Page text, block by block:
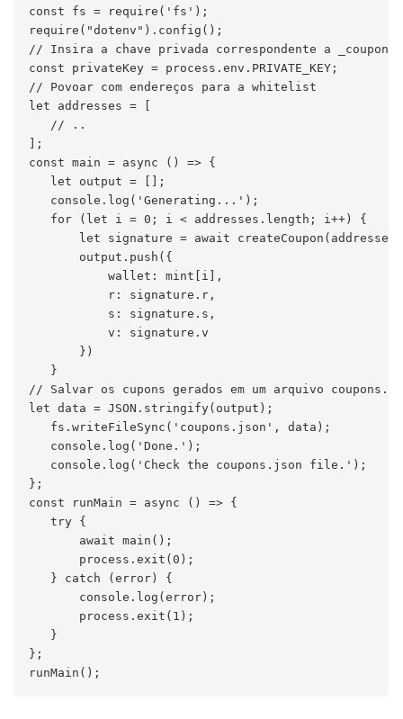
const fs = require('fs');
require("dotenv").config();
// Insira a chave privada correspondente a
const privateKey = process.env.PRIVATE_KEY;
// Povoar com endereços para a whitelist
let addresses = [
   // ..
];
const main = async () => {
   let output = [];
   console.log('Generating...');
   for (let i = 0; i < addresses.length; i++) {
let signature = await
       output.push({
           wallet: mint[i],
           r: signature.r,
           s: signature.s,
           v: signature.v
       })
   }
// Salvar os cupons gerados em um arquivo
let data = JSON.stringify(output);
   fs.writeFileSync('coupons.json', data);
   console.log('Done.');
   console.log('Check the coupons.json file.');
};
const runMain = async () => {
   try {
       await main();
       process.exit(0);
   } catch (error) {
       console.log(error);
       process.exit(1);
   }
};